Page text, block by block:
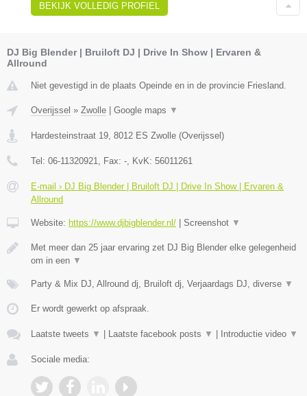
BEKIJK VOLLEDIG PROFIEL
DJ Big Blender | Bruiloft DJ | Drive In Show | Ervaren &
Allround
Niet gevestigd in de plaats Opeinde en in de provincie Friesland.
Overijssel » Zwolle Google maps ▼
Hardesteinstraat 19, 8012 ES Zwolle (Overijssel )
Tel: 06-11320921, Fax: -, KvK: ​56011261
E-mail › DJ Big Blender | Bruiloft DJ | Drive In Show | Ervaren &
Allround
Website: https://www.djbigblender.nl/ Screenshot ▼
Met meer dan 25 jaar ervaring zet DJ Big Blender elke gelegenheid
om in een ▼
Party & Mix DJ, Allround dj, Bruiloft dj, Verjaardags DJ, diverse ▼
Er wordt gewerkt op afspraak.
Laatste tweets ▼ Laatste facebook posts ▼ Introductie video ▼
Sociale media: